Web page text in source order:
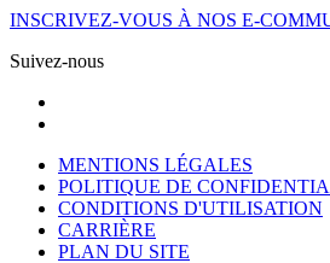
INSCRIVEZ-VOUS À NOS E-
Suivez-nous
MENTIONS LÉGALES
POLITIQUE DE
CONDITIONS D'UTILISATION
CARRIÈRE
PLAN DU SITE